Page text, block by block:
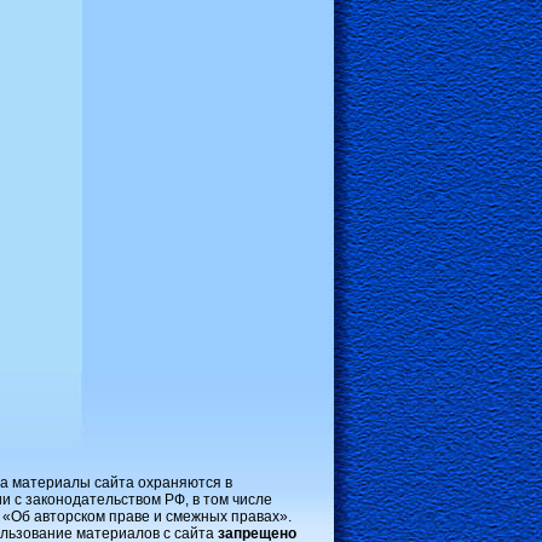
материалы сайта охраняются в
с законодательством РФ, в том числе
авторском праве и смежных правах».
материалов с сайта запрещено